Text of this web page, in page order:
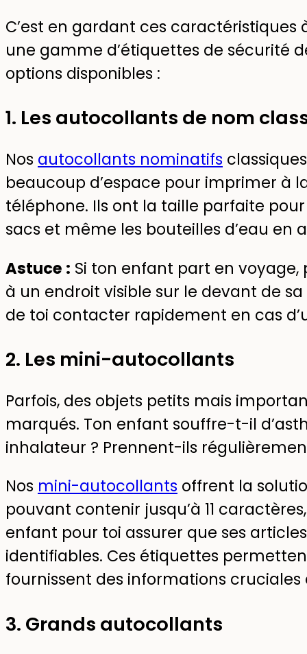
C’est en gardant ces caractéristiques
une gamme d’étiquettes de sécurité
options disponibles :
1. Les autocollants de nom
Nos autocollants nominatifs
beaucoup d’espace pour imprimer à
téléphone. Ils ont la taille parfaite
sacs et même les bouteilles d’eau en
Astuce : Si ton enfant part en
à un endroit visible sur le devant de
de toi contacter rapidement en cas
2. Les mini-autocollants
Parfois, des objets petits mais
marqués. Ton enfant souffre-t-il
inhalateur ? Prennent-ils
Nos mini-autocollants offrent la
pouvant contenir jusqu’à 11
enfant pour toi assurer que ses
identifiables. Ces étiquettes
fournissent des informations cruciales
3. Grands autocollants